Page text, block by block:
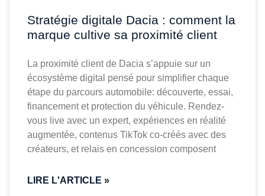
Stratégie digitale Dacia : comment la
marque cultive sa proximité client
La proximité client de Dacia s’appuie sur un
écosystème digital pensé pour simplifier chaque
étape du parcours automobile: découverte, essai,
financement et protection du véhicule. Rendez-
vous live avec un expert, expériences en réalité
augmentée, contenus TikTok co-créés avec des
créateurs, et relais en concession composent
LIRE L'ARTICLE »